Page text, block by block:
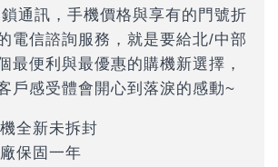
通訊，手機價格與享有的門號折
電信諮詢服務，就是要給北/中部
最便利與最優惠的購機新選擇，
戶感受體會開心到落淚的感動~
全新未拆封
保固一年